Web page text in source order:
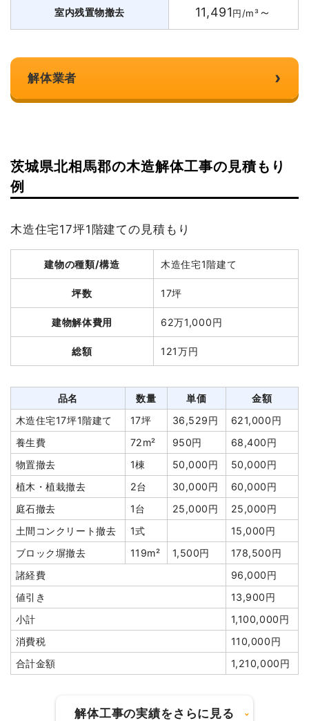
室内残置物撤去 11,491円/m³～
解体業者 ›
茨城県北相馬郡の木造解体工事の見積もり
例
木造住宅17坪1階建ての見積もり
建物の種類/構造 木造住宅1階建て
坪数 17坪
建物解体費用 62万1,000円
総額 121万円
品名 数量 単価
金額
木造住宅17坪1階建て
17坪 36,529円
621,000円
養生費
72m² 950円
68,400円
物置撤去
1棟 50,000円
50,000円
植木・植栽撤去
2台 30,000円
60,000円
庭石撤去
1台 25,000円
25,000円
土間コンクリート撤去
1式
15,000円
ブロック塀撤去
119m² 1,500円
178,500円
諸経費
96,000円
値引き
13,900円
小計
1,100,000円
消費税
110,000円
合計金額
1,210,000円
解体工事の実績をさらに見る